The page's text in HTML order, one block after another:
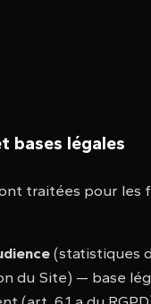
bases légales
traitées pour les
(statistiques
du Site) — base